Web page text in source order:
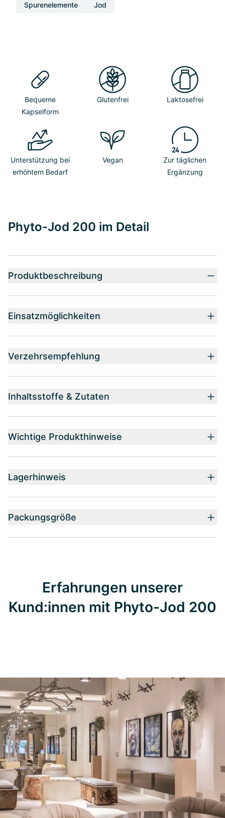
Spurenelemente Jod
Bequeme
Kapselform
Glutenfrei Laktosefrei
Unterstützung bei
erhöhtem Bedarf
Vegan
Zur täglichen
Ergänzung
Phyto-Jod 200 im Detail
Produktbeschreibung
Einsatzmöglichkeiten
Verzehrsempfehlung
Inhaltsstoffe & Zutaten
Wichtige Produkthinweise
Lagerhinweis
Packungsgröße
Erfahrungen unserer
Kund:innen mit Phyto-Jod 200